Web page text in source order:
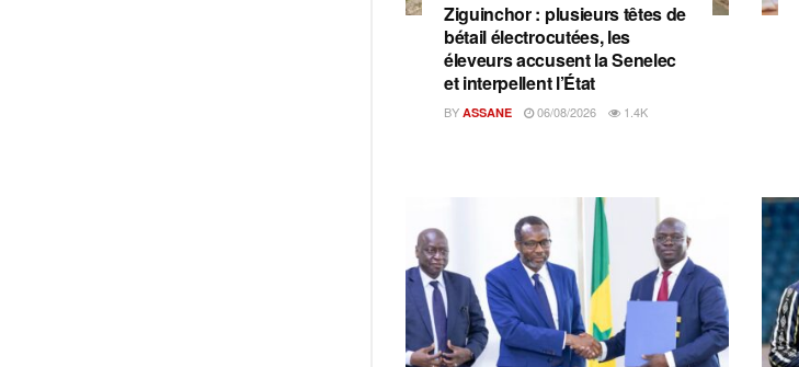
Ziguinchor : plusieurs têtes de
bétail électrocutées, les
éleveurs accusent la Senelec
et interpellent l’État
BY ASSANE 06/08/2026 1.4K